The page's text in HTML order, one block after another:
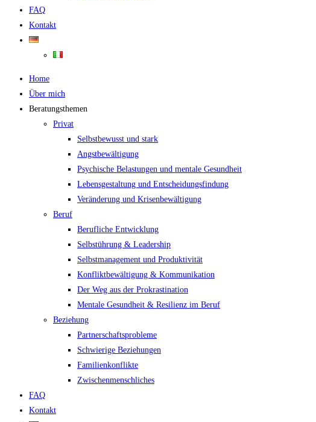
FAQ
Kontakt
Home
Über mich
Beratungsthemen
Privat
Selbstbewusst und stark
Angstbewältigung
Psychische Belastungen und mentale Gesundheit
Lebensgestaltung und Entscheidungsfindung
Veränderung und Krisenbewältigung
Beruf
Berufliche Entwicklung
Selbstührung & Leadership
Selbstmanagement und Produktivität
Konfliktbewältigung & Kommunikation
Der Weg aus der Prokrastination
Mentale Gesundheit & Resilienz im Beruf
Beziehung
Partnerschaftsprobleme
Schwierige Beziehungen
Familienkonflikte
Zwischenmenschliches
FAQ
Kontakt